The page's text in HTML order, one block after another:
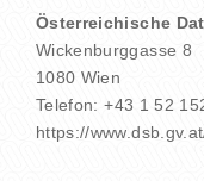
Österreichische
Wickenburggasse 8
1080 Wien
Telefon: +43 1 52
https://